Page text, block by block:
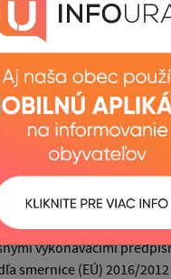
okno prehliadača. [
usporiadania obsahu
nastavený lang pre
v slovenčine[Kritérium
častí]
tohto vyhlásenia o
vypracované dňa
webového sídla s
informačných
vykonávacími
smernice (EÚ) 2016/